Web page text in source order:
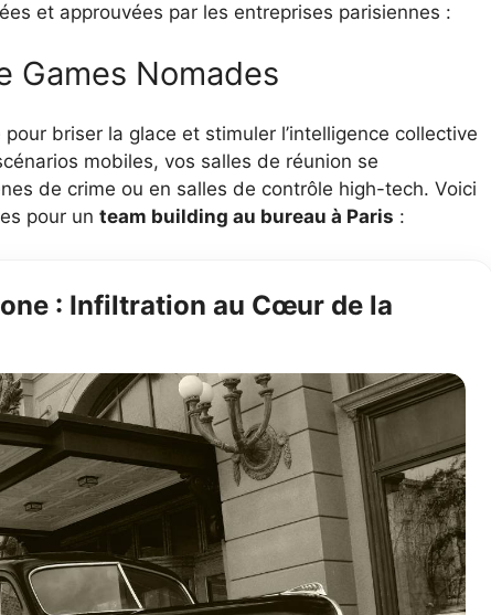
et approuvées par les entreprises parisiennes :
Games Nomades
briser la glace et stimuler l’intelligence collective
mobiles, vos salles de réunion se
de crime ou en salles de contrôle high-tech. Voici
pour un team building au bureau à Paris :
: Infiltration au Cœur de la